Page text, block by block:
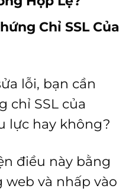
Chỉ SSL Của
lỗi, bạn cần
chỉ SSL của
lực hay không?
điều này bằng
web và nhấp vào